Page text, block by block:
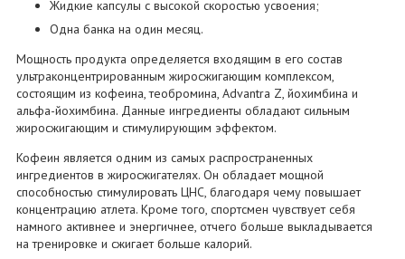
Жидкие капсулы с высокой скоростью усвоения;
Одна банка на один месяц.
Мощность продукта определяется входящим в его состав
ультраконцентрированным жиросжигающим комплексом,
состоящим из кофеина, теобромина, Advantra Z, йохимбина и
альфа-йохимбина. Данные ингредиенты обладают сильным
жиросжигающим и стимулирующим эффектом.
Кофеин является одним из самых распространенных
ингредиентов в жиросжигателях. Он обладает мощной
способностью стимулировать ЦНС, благодаря чему повышает
концентрацию атлета. Кроме того, спортсмен чувствует себя
намного активнее и энергичнее, отчего больше выкладывается
на тренировке и сжигает больше калорий.